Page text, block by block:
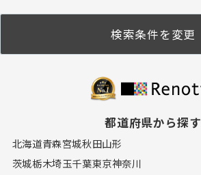
検索条件を変更
都道府県から探す
北海道青森宮城秋田山形
茨城栃木埼玉千葉東京神奈川